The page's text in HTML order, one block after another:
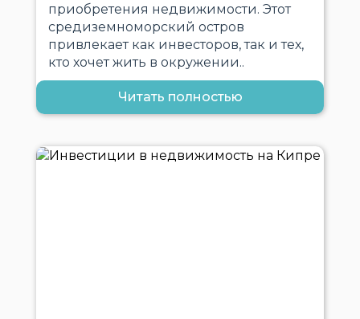
приобретения недвижимости. Этот
средиземноморский остров
привлекает как инвесторов, так и тех,
кто хочет жить в окружении..
Читать полностью